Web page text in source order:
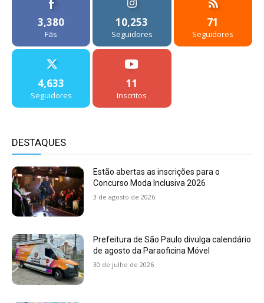
3,380
Fãs
10,253
Seguidores
71
Seguidores
4,633
Seguidores
11
Inscritos
DESTAQUES
Estão abertas as inscrições para o
Concurso Moda Inclusiva 2026
3 de agosto de 2026
Prefeitura de São Paulo divulga calendário
de agosto da Paraoficina Móvel
30 de julho de 2026